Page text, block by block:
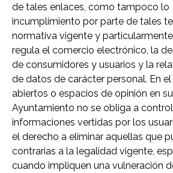
de tales enlaces, como tampoco lo
incumplimiento por parte de tales
normativa vigente y
regula el comercio electrónico, la
de consumidores y usuarios y la
de datos de carácter personal. En
abiertos o espacios de opinión en
Ayuntamiento no se obliga a
informaciones vertidas por los
el derecho a eliminar aquellas que
contrarias a la legalidad vigente,
cuando impliquen una vulneración